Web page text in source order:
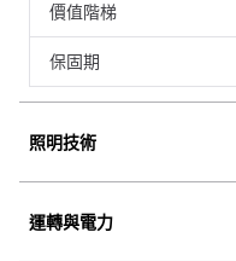
價值階梯
保固期
照明技術
運轉與電力